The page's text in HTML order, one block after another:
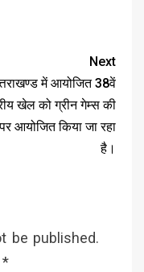
Next
में आयोजित 38वें
खेल को ग्रीन गेम्स की
आयोजित किया जा रहा
है।
be published.
*